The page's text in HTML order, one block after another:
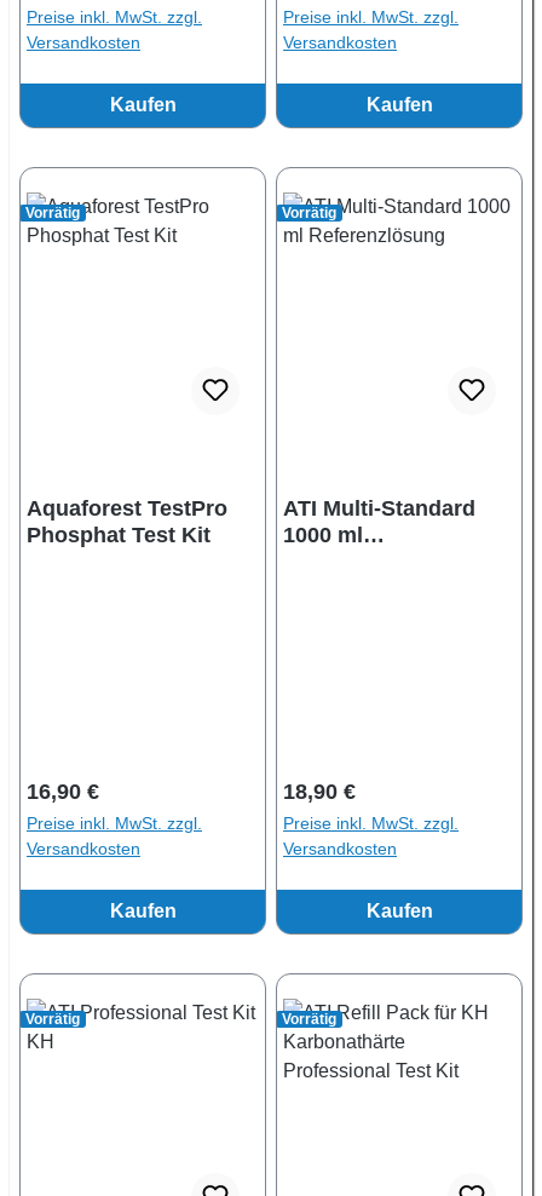
Preise inkl. MwSt. zzgl.
Versandkosten
Kaufen
Preise inkl. MwSt. zzgl.
Versandkosten
Kaufen
Vorrätig
Aquaforest TestPro
Phosphat Test Kit
Regulärer Preis:
16,90 €
Preise inkl. MwSt. zzgl.
Versandkosten
Kaufen
Vorrätig
ATI Multi-Standard
1000 ml
Regulärer Preis:
18,90 €
Preise inkl. MwSt. zzgl.
Versandkosten
Kaufen
Vorrätig Vorrätig